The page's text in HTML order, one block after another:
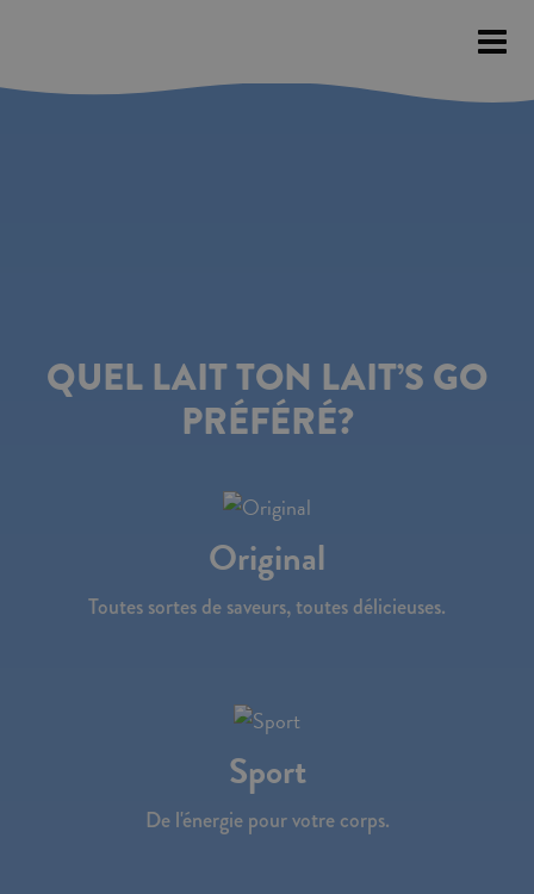
This
QUEL LAIT TON LAIT’S GO
PRÉFÉRÉ?
Original
Toutes sortes de saveurs, toutes délicieuses.
Sport
De l'énergie pour votre corps.